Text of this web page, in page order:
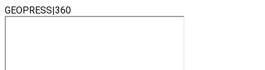
GEOPRESS|360